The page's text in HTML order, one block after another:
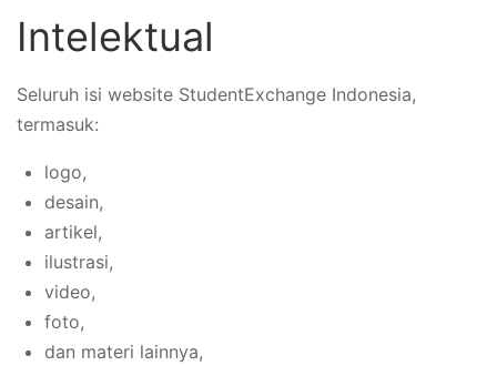
Intelektual
Seluruh isi website StudentExchange Indonesia,
termasuk:
logo,
desain,
artikel,
ilustrasi,
video,
foto,
dan materi lainnya,